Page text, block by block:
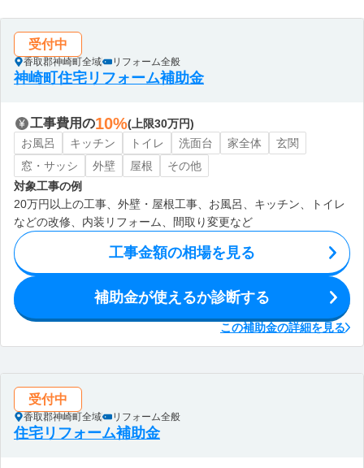
受付中
香取郡神崎町全域 リフォーム全般
神崎町住宅リフォーム補助金
工事費用の10%(上限30万円)
お風呂
キッチン トイレ 洗面台 家全体
玄関
窓・サッシ
外壁 屋根
その他
対象工事の例
20万円以上の工事、外壁・屋根工事、お風呂、キッチン、トイレ
などの改修、内装リフォーム、間取り変更など
工事金額の相場を見る
補助金が使えるか診断する
この補助金の詳細を見る
受付中
香取郡神崎町全域 リフォーム全般
住宅リフォーム補助金